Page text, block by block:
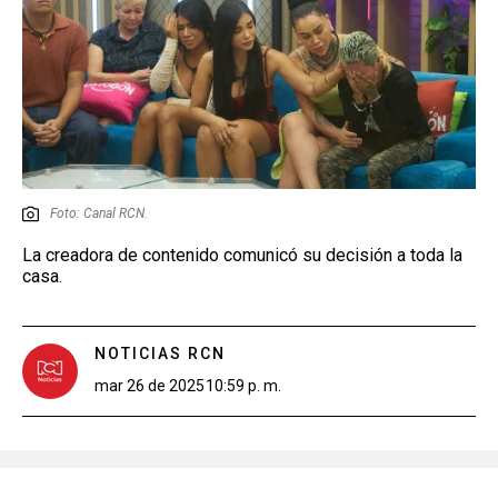
Foto: Canal RCN.
La creadora de contenido comunicó su decisión a toda la
casa.
NOTICIAS RCN
mar 26 de 202510:59 p. m.